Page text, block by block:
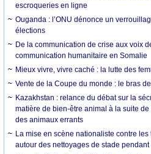
escroqueries en ligne
Ouganda : l’ONU dénonce un
élections
De la communication de crise aux voix
communication humanitaire en Somalie
Mieux vivre, vivre caché : la lutte des
Vente de la Coupe du monde : le bras
Kazakhstan : relance du débat sur la
matière de bien-être animal à la suite
des animaux errants
La mise en scène nationaliste contre
autour des nettoyages de stade